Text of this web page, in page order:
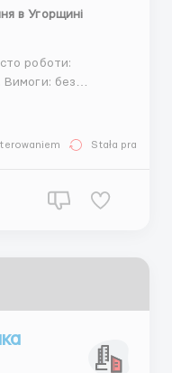
в Угорщині
Stała praca